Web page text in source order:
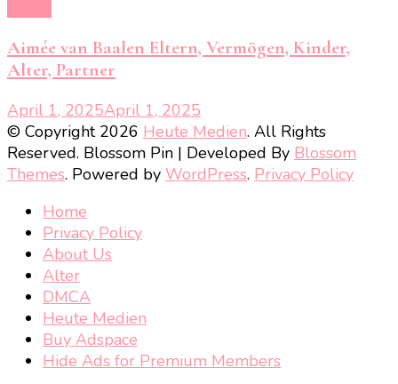
Aimée van Baalen Eltern, Vermögen, Kinder,
Alter, Partner
April 1, 2025April 1, 2025
© Copyright 2026 Heute Medien. All Rights
Reserved. Blossom Pin | Developed By Blossom
Themes. Powered by WordPress. Privacy Policy
Home
Privacy Policy
About Us
Alter
DMCA
Heute Medien
Buy Adspace
Hide Ads for Premium Members